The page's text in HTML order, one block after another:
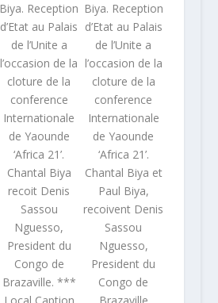
Biya. Reception
d’Etat au Palais
de l’Unite a
l’occasion de la
cloture de la
conference
Internationale
de Yaounde
‘Africa 21’.
Chantal Biya
recoit Denis
Sassou
Nguesso,
President du
Congo de
Brazaville. ***
Biya. Reception
d’Etat au Palais
de l’Unite a
l’occasion de la
cloture de la
conference
Internationale
de Yaounde
‘Africa 21’.
Chantal Biya et
Paul Biya,
recoivent Denis
Sassou
Nguesso,
President du
Congo de